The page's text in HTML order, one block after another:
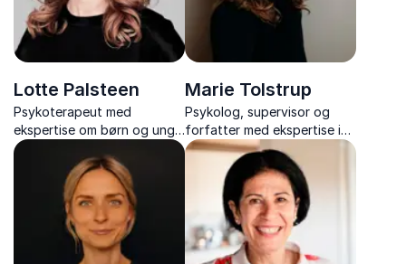
Lotte Palsteen
Psykoterapeut med
ekspertise om børn og unge
med foredrag om
teenagers, børn og
forældrerelationer
Marie Tolstrup
Psykolog, supervisor og
forfatter med ekspertise i
børn og unges mentale
sundhed, herunder angst,
OCD, autisme og ADHD